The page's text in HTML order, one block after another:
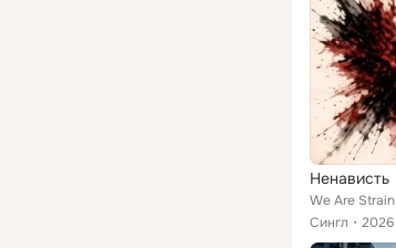
Ненависть
We Are Strain
Сингл
2026